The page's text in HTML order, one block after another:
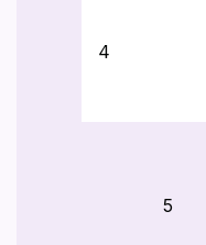
4
5